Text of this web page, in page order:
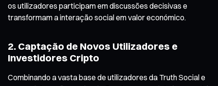
os utilizadores participam em discussões decisivas e
transformam a interação social em valor económico.
2. Captação de Novos Utilizadores e
Investidores Cripto
Combinando a vasta base de utilizadores da Truth Social e